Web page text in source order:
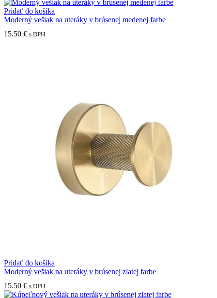
Pridať do košíka
Moderný vešiak na uteráky v brúsenej medenej farbe
15.50 € s DPH
Pridať do košíka
Moderný vešiak na uteráky v brúsenej zlatej farbe
15.50 € s DPH